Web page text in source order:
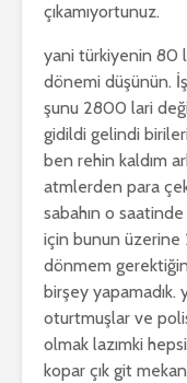
çıkamıyortunuz.
yani türkiyenin 80 li
dönemi düşünün.
şunu 2800 lari
gidildi gelindi
ben rehin kaldım
atmlerden para
sabahın o
için bunun üzerine
dönmem
birşey yapamadık.
oturtmuşlar ve
olmak lazımki
kopar çık git